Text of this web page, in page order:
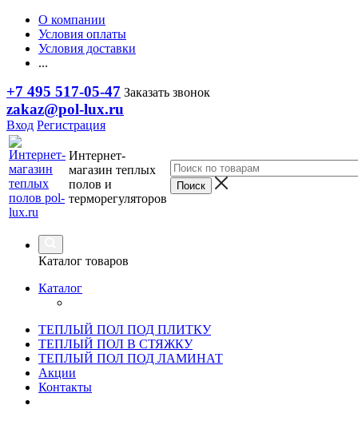
О компании
Условия оплаты
Условия доставки
...
+7 495 517-05-47 Заказать звонок
zakaz@pol-lux.ru
Вход Регистрация
Интернет-
магазин теплых
полов и
терморегуляторов
Каталог товаров
Каталог
ТЕПЛЫЙ ПОЛ ПОД ПЛИТКУ
ТЕПЛЫЙ ПОЛ В СТЯЖКУ
ТЕПЛЫЙ ПОЛ ПОД ЛАМИНАТ
Акции
Контакты